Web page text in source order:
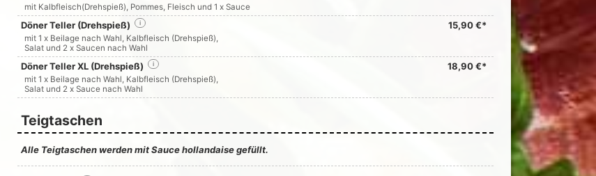
mit Kalbfleisch(Drehspieß), Pommes, Fleisch und 1 x Sauce
Döner Teller (Drehspieß) 15,90 €*
i
mit 1 x Beilage nach Wahl, Kalbfleisch (Drehspieß),
Salat und 2 x Saucen nach Wahl
Döner Teller XL (Drehspieß) 18,90 €*
i
mit 1 x Beilage nach Wahl, Kalbfleisch (Drehspieß),
Salat und 2 x Sauce nach Wahl
Teigtaschen
Alle Teigtaschen werden mit Sauce hollandaise gefüllt.